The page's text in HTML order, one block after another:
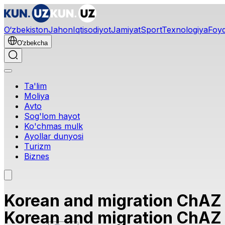
O‘zbekistonJahonIqtisodiyotJamiyatSportTexnologiya
O'zbekcha
Ta'lim
Moliya
Avto
Sog'lom hayot
Ko'chmas mulk
Ayollar dunyosi
Turizm
Biznes
Korean and migration ChAZ
Korean and migration ChAZ